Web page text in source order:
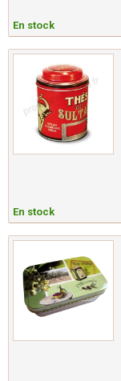
En stock
En stock